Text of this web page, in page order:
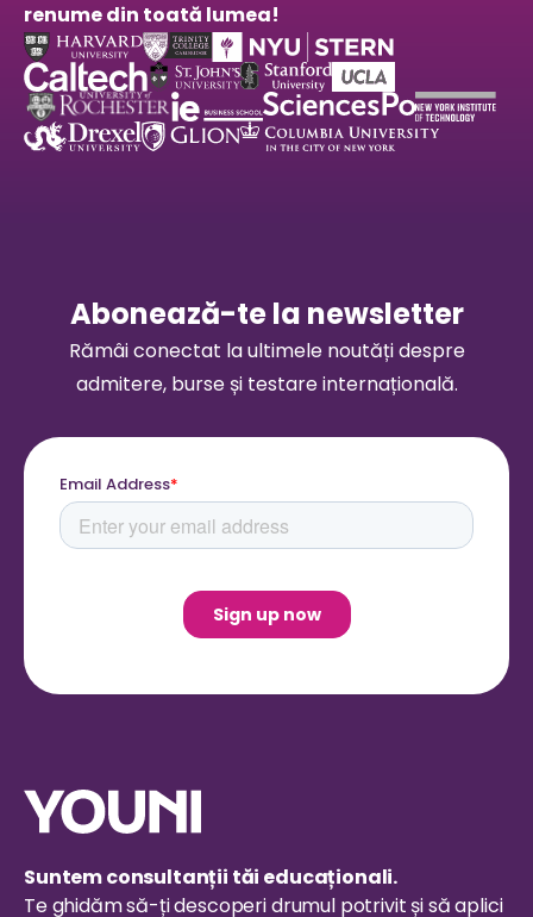
renume din toată lumea!
Abonează-te la newsletter
Rămâi conectat la ultimele noutăți despre
admitere, burse și testare internațională.
Suntem consultanții tăi educaționali.
Te ghidăm să-ți descoperi drumul potrivit și să aplici